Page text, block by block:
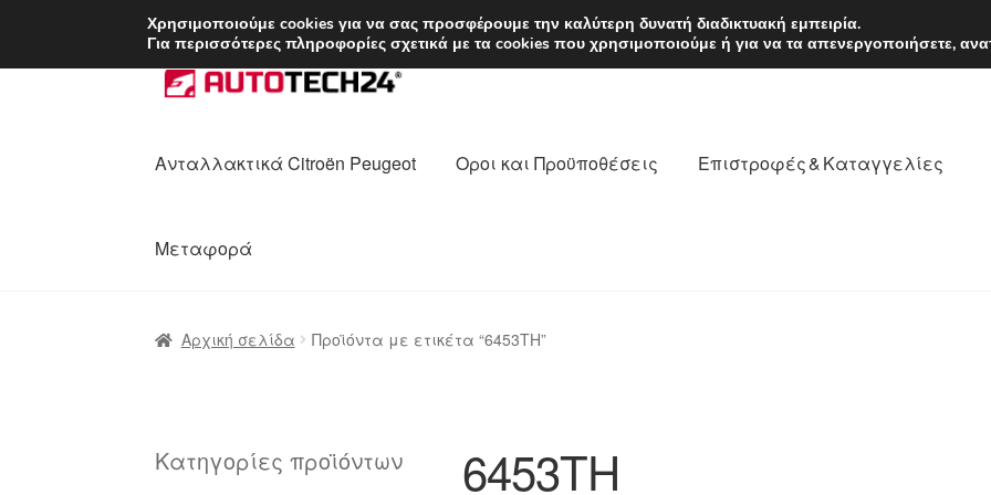
ΑΠΟΣΤΟΛΗ από 7 EUR Δευτέρα-Παρ.
Απευθείας
μετάβαση
πλοήγηση
Μετάβαση
σε
Ανταλλακτικά Citroën Peugeot Οροι και Προϋποθέσεις Επιστροφές & Καταγγελίες
Μεταφορά
Αρχική σελίδα Προϊόντα με ετικέτα “6453TH”
6453TH
Κατηγορίες προϊόντων
Χρησιμοποιούμε cookies για να σας προσφέρουμε την καλύτερη δυνατή διαδικτυακή εμπειρία.
Για περισσότερες πληροφορίες σχετικά με τα cookies που χρησιμοποιούμε ή για να τα απενεργοποιήσετε,